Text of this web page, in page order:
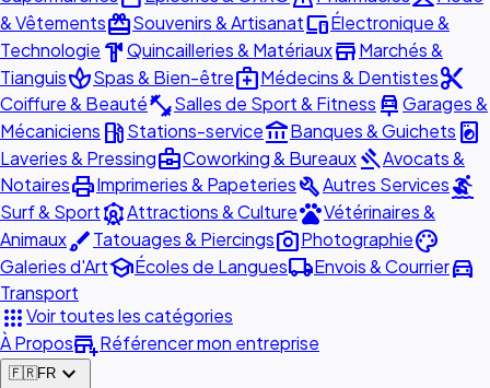
& VêtementsredeemSouvenirs & ArtisanatdevicesÉlectronique &
Technologie hardwareQuincailleries & MatériauxstoreMarchés &
TianguisspaSpas & Bien-êtremedical_servicesMédecins & Dentistescontent_cut
Coiffure & Beautéfitness_centerSalles de Sport & Fitness car_repairGarages &
Mécaniciens local_gas_stationStations-serviceaccount_balanceBanques & Guichets local_laundry_service
Laveries & Pressingbusiness_centerCoworking & BureauxgavelAvocats &
NotairesprintImprimeries & PapeteriesbuildAutres Servicessurfing
Surf & SportattractionsAttractions & CulturepetsVétérinaires &
AnimauxbrushTatouages & Piercingsphoto_cameraPhotographiepalette
Galeries d'ArtschoolÉcoles de Langueslocal_shippingEnvois & Courrierdirections_car
Transport
appsVoir toutes les catégories
À Proposadd_businessRéférencer mon entreprise
🇫🇷FR expand_more